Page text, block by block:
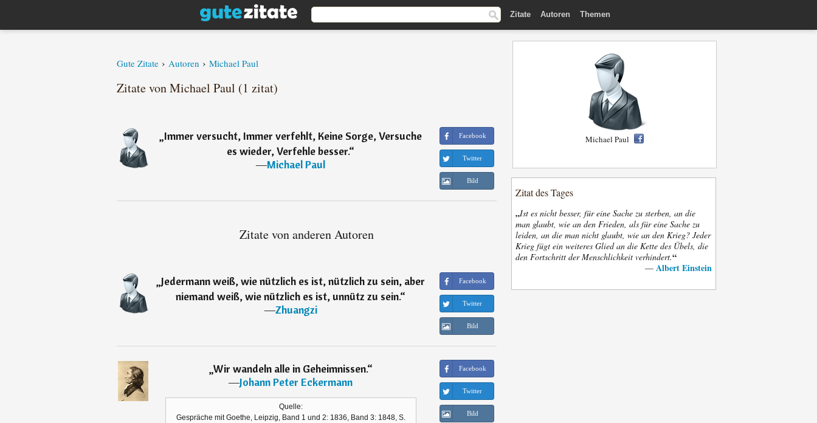
Zitate Autoren Themen
Gute Zitate › Autoren › Michael Paul
Zitate von Michael Paul (1 zitat)
„Immer versucht, Immer verfehlt, Keine Sorge, Versuche
es wieder, Verfehle besser.“
―Michael Paul
Facebook
Twitter
Bild
Zitate von anderen Autoren
„Jedermann weiß, wie nützlich es ist, nützlich zu sein, aber
niemand weiß, wie nützlich es ist, unnütz zu sein.“
―Zhuangzi
Facebook
Twitter
Bild
„Wir wandeln alle in Geheimnissen.“
―Johann Peter Eckermann
Quelle:
Gespräche mit Goethe, Leipzig, Band 1 und 2: 1836, Band 3: 1848, S.
Facebook
Twitter
Bild
Michael Paul
Zitat des Tages
„Ist es nicht besser, für eine Sache zu sterben, an die
man glaubt, wie an den Frieden, als für eine Sache zu
leiden, an die man nicht glaubt, wie an den Krieg? Jeder
Krieg fügt ein weiteres Glied an die Kette des Übels, die
den Fortschritt der Menschlichkeit verhindert.“
— Albert Einstein